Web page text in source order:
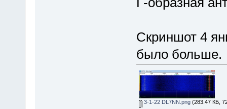
Скриншот 4
было больше.
3-1-22 DL7NN.png(283.47 КБ,